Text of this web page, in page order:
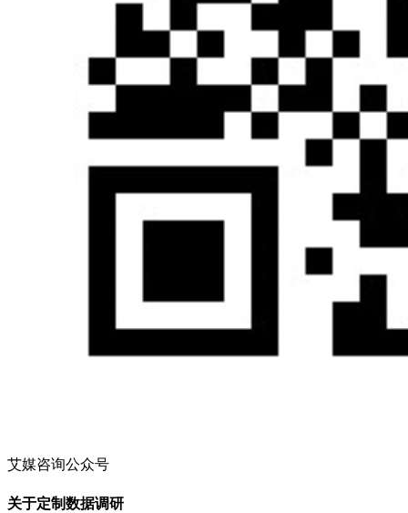
艾媒咨询公众号
关于定制数据调研